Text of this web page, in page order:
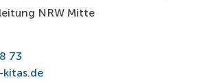
NRW Mitte
73
kitas.de